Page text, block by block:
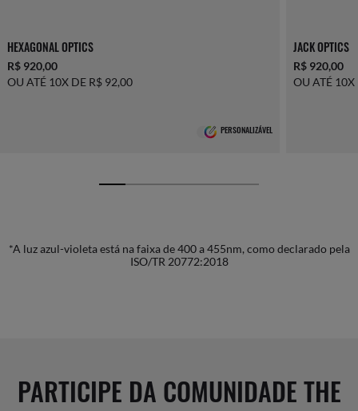
HEXAGONAL OPTICS
R$ 920,00
OU ATÉ 10X DE R$ 92,00
PERSONALIZÁVEL
JACK OPTICS
R$ 920,00
OU ATÉ
*A luz azul-violeta está na faixa de 400 a 455nm, como declarado pela
ISO/TR 20772:2018
PARTICIPE DA COMUNIDADE THE